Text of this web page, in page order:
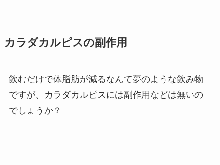
カラダカルピスの副作用
飲むだけで体脂肪が減るなんて夢のような飲み物
ですが、カラダカルピスには副作用などは無いの
でしょうか？